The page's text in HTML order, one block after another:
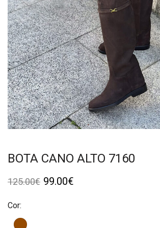
BOTA CANO ALTO 7160
125.00€ 99.00€
Cor: